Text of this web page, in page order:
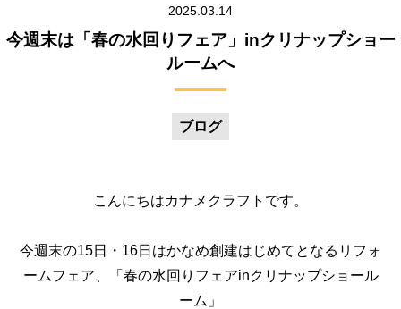
2025.03.14
今週末は「春の水回りフェア」inクリナップショー
ルームへ
ブログ
こんにちはカナメクラフトです。
今週末の15日・16日はかなめ創建はじめてとなるリフォ
ームフェア、「春の水回りフェアinクリナップショール
ーム」